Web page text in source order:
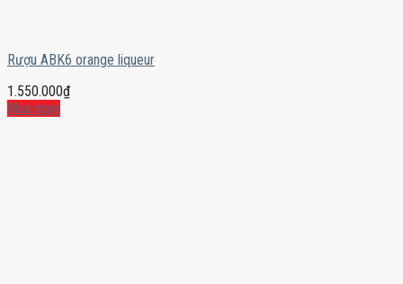
Rượu ABK6 orange liqueur
1.550.000₫
Mua ngay